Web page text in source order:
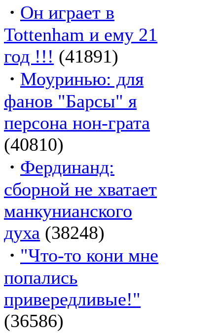
· Он играет в
Tottenham и ему 21
год !!! (41891)
· Моуринью: для
фанов "Барсы" я
персона нон-грата
(40810)
· Фердинанд:
сборной не хватает
манкунианского
духа (38248)
· "Что-то кони мне
попались
привередливые!"
(36586)